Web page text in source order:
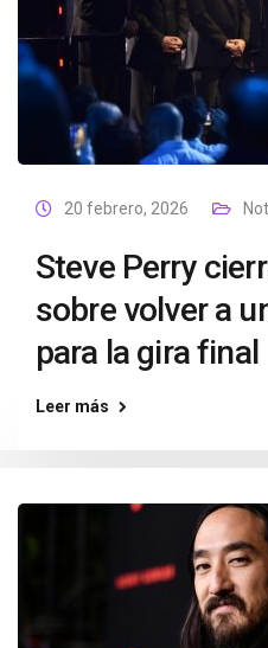
20 febrero, 2026
Steve Perry
sobre volver a
para la gira final
Leer más